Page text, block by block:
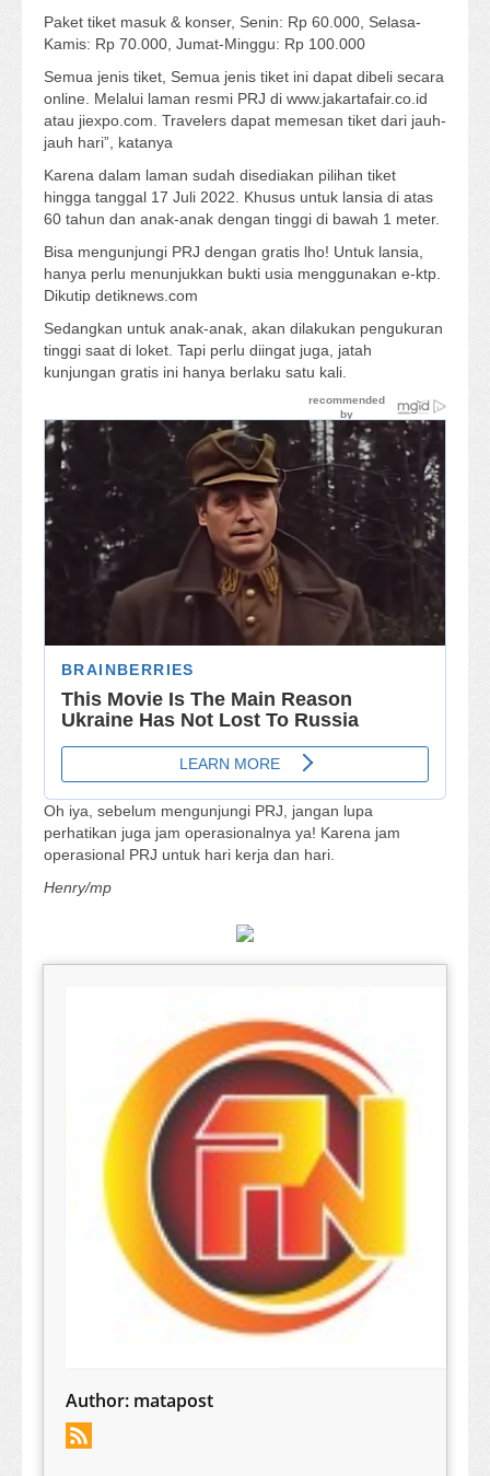
Paket tiket masuk & konser, Senin: Rp 60.000, Selasa-
Kamis: Rp 70.000, Jumat-Minggu: Rp 100.000
Semua jenis tiket, Semua jenis tiket ini dapat dibeli secara
online. Melalui laman resmi PRJ di www.jakartafair.co.id
atau jiexpo.com. Travelers dapat memesan tiket dari jauh-
jauh hari”, katanya
Karena dalam laman sudah disediakan pilihan tiket
hingga tanggal 17 Juli 2022. Khusus untuk lansia di atas
60 tahun dan anak-anak dengan tinggi di bawah 1 meter.
Bisa mengunjungi PRJ dengan gratis lho! Untuk lansia,
hanya perlu menunjukkan bukti usia menggunakan e-ktp.
Dikutip detiknews.com
Sedangkan untuk anak-anak, akan dilakukan pengukuran
tinggi saat di loket. Tapi perlu diingat juga, jatah
kunjungan gratis ini hanya berlaku satu kali.
Oh iya, sebelum mengunjungi PRJ, jangan lupa
perhatikan juga jam operasionalnya ya! Karena jam
operasional PRJ untuk hari kerja dan hari.
Henry/mp
Author: matapost